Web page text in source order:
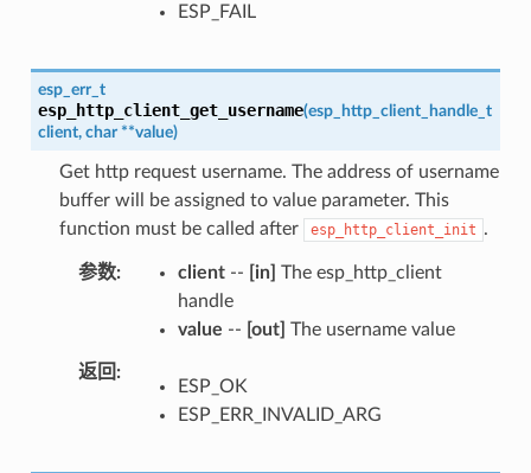
ESP_FAIL
esp_err_t
esp_http_client_get_username(esp_http_client_handle_t
client, char **value)
Get http request username. The address of username
buffer will be assigned to value parameter. This
function must be called after
esp_http_client_init .
参数 client-- [in] The esp_http_client
handle
value -- [out] The username value
返回
ESP_OK
ESP_ERR_INVALID_ARG